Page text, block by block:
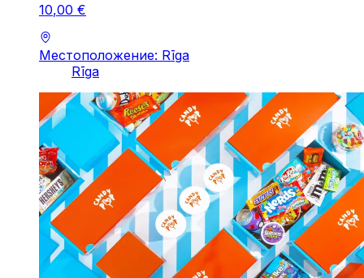
10,00 €
Местоположение: Rīga
Rīga